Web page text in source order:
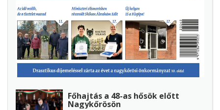
Főhajtás a 48-as hősök előtt
Nagykőrösön